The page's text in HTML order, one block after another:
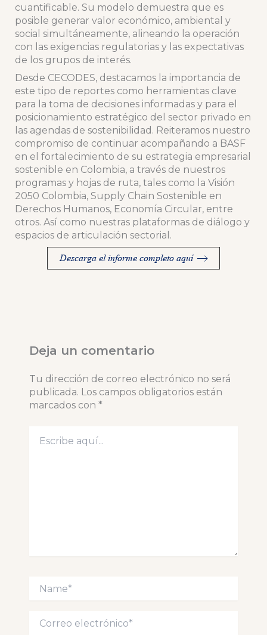
cuantificable. Su modelo demuestra que es
posible generar valor económico, ambiental y
social simultáneamente, alineando la operación
con las exigencias regulatorias y las expectativas
de los grupos de interés.
Desde CECODES, destacamos la importancia de
este tipo de reportes como herramientas clave
para la toma de decisiones informadas y para el
posicionamiento estratégico del sector privado en
las agendas de sostenibilidad. Reiteramos nuestro
compromiso de continuar acompañando a BASF
en el fortalecimiento de su estrategia empresarial
sostenible en Colombia, a través de nuestros
programas y hojas de ruta, tales como la Visión
2050 Colombia, Supply Chain Sostenible en
Derechos Humanos, Economía Circular, entre
otros. Así como nuestras plataformas de diálogo y
espacios de articulación sectorial.
Descarga el informe completo aquí
Deja un comentario
Tu dirección de correo electrónico no será
publicada. Los campos obligatorios están
marcados con *
aquí...
electrónico*